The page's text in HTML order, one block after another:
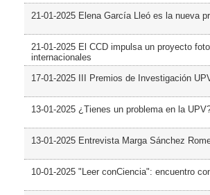
21-01-2025 Elena García Lleó es la nueva
21-01-2025 El CCD impulsa un proyecto
internacionales
17-01-2025 III Premios de Investigación
13-01-2025 ¿Tienes un problema en la
13-01-2025 Entrevista Marga Sánchez
10-01-2025 "Leer conCiencia": encuentro